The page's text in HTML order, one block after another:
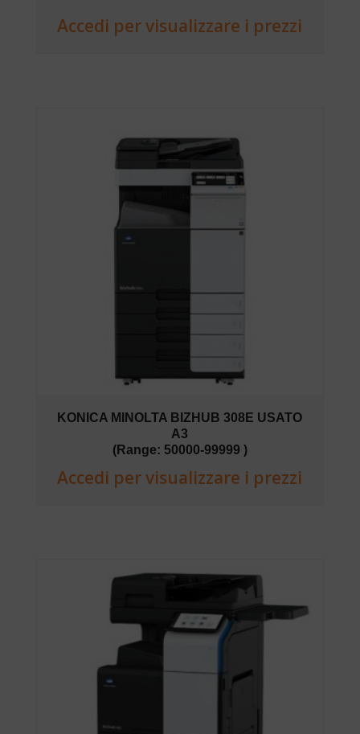
Accedi per visualizzare i prezzi
KONICA MINOLTA BIZHUB 308E USATO
A3
(Range: 50000-99999 )
Accedi per visualizzare i prezzi